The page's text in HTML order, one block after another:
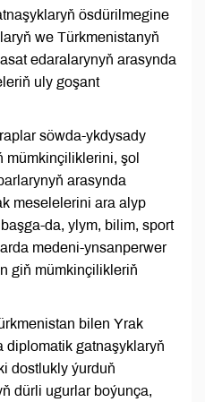
ösdürilmegine
we Türkmenistanyň
edaralarynyň arasynda
uly goşant
söwda-ykdysady
mümkinçiliklerini, şol
arasynda
meselelerini ara alyp
da, ylym, bilim, sport
medeni-ynsanperwer
giň mümkinçilikleriň
bilen Yrak
diplomatik gatnaşyklaryň
dostlukly ýurduň
dürli ugurlar boýunça,